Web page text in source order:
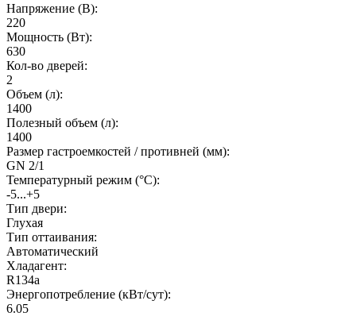
Напряжение (В):
220
Мощность (Вт):
630
Кол-во дверей:
2
Объем (л):
1400
Полезный объeм (л):
1400
Размер гастроемкостей / противней (мм):
GN 2/1
Температурный режим (°C):
-5...+5
Тип двери:
Глухая
Тип оттаивания:
Автоматический
Хладагент:
R134a
Энергопотребление (кВт/сут):
6.05